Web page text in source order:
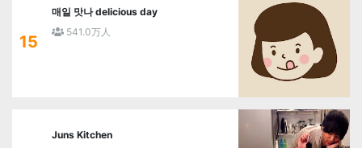
15
매일 맛나 delicious day
541.0万人
Juns Kitchen